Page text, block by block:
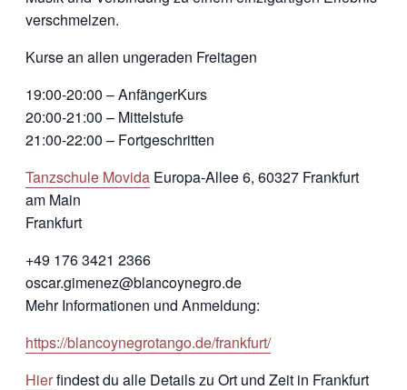
verschmelzen.
Kurse an allen ungeraden Freitagen
19:00-20:00 – AnfängerKurs
20:00-21:00 – Mittelstufe
21:00-22:00 – Fortgeschritten
Tanzschule Movida Europa-Allee 6, 60327 Frankfurt
am Main
Frankfurt
+49 176 3421 2366
oscar.gimenez@blancoynegro.de
Mehr Informationen und Anmeldung:
https://blancoynegrotango.de/frankfurt/
Hierfindest du alle Details zu Ort und Zeit in Frankfurt